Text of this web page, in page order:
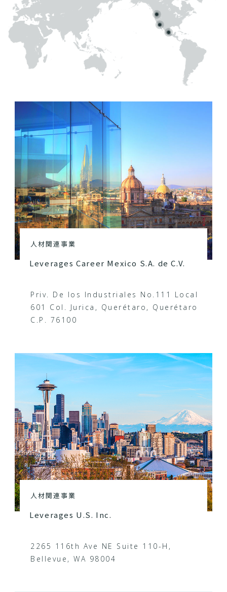
人材関連事業
Leverages Career Mexico S.A. de C.V.
Priv. De los Industriales No.111 Local
601 Col. Jurica, Querétaro, Querétaro
C.P. 76100
人材関連事業
Leverages U.S. Inc.
2265 116th Ave NE Suite 110-H,
Bellevue, WA 98004